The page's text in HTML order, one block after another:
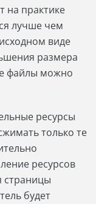
на практике
лучше чем
виде
размера
файлы можно
ресурсы
только те
ресурсов
страницы
будет